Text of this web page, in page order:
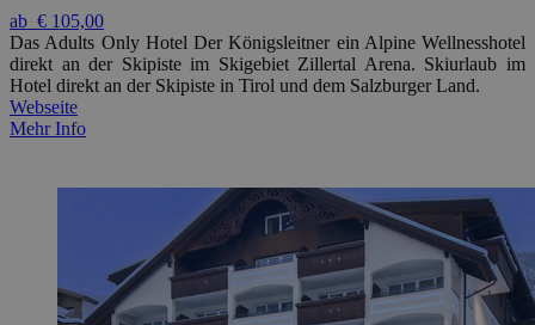
ab € 105,00
Das Adults Only Hotel Der Königsleitner ein Alpine Wellnesshotel
direkt an der Skipiste im Skigebiet Zillertal Arena. Skiurlaub im
Hotel direkt an der Skipiste in Tirol und dem Salzburger Land.
Webseite
Mehr Info